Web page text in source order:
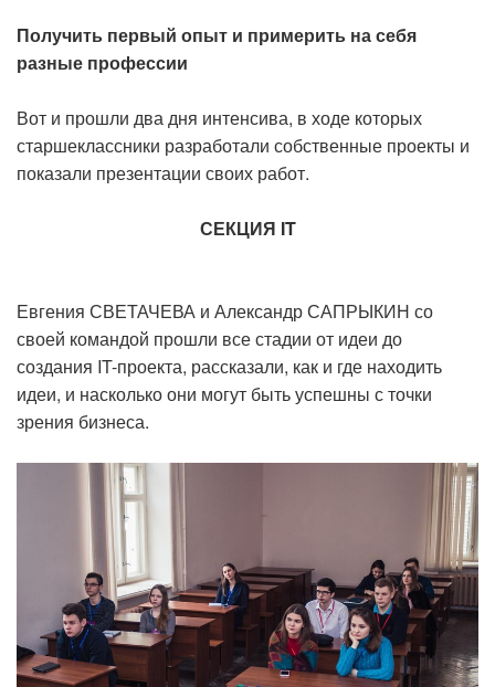
Получить первый опыт и примерить на себя
разные профессии
Вот и прошли два дня интенсива, в ходе которых
старшеклассники разработали собственные проекты и
показали презентации своих работ.
СЕКЦИЯ IT
Евгения СВЕТАЧЕВА и Александр САПРЫКИН со
своей командой прошли все стадии от идеи до
создания IT-проекта, рассказали, как и где находить
идеи, и насколько они могут быть успешны с точки
зрения бизнеса.